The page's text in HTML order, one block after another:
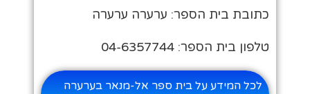
כתובת בית הספר: ערערה ערערה
טלפון בית הספר: 04-6357744
לכל המידע על בית ספר אל-מנאר בערערה